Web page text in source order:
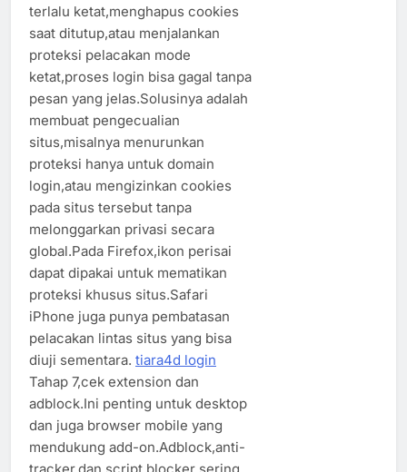
terlalu ketat,menghapus cookies
saat ditutup,atau menjalankan
proteksi pelacakan mode
ketat,proses login bisa gagal tanpa
pesan yang jelas.Solusinya adalah
membuat pengecualian
situs,misalnya menurunkan
proteksi hanya untuk domain
login,atau mengizinkan cookies
pada situs tersebut tanpa
melonggarkan privasi secara
global.Pada Firefox,ikon perisai
dapat dipakai untuk mematikan
proteksi khusus situs.Safari
iPhone juga punya pembatasan
pelacakan lintas situs yang bisa
diuji sementara. tiara4d login
Tahap 7,cek extension dan
adblock.Ini penting untuk desktop
dan juga browser mobile yang
mendukung add-on.Adblock,anti-